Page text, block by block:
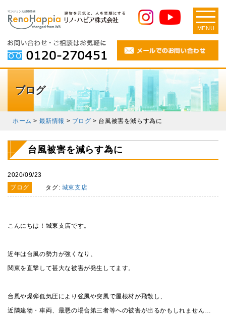
MENU
ブログ
ホーム > 最新情報 > ブログ > 台風被害を減らす為に
台風被害を減らす為に
2020/09/23
ブログ
タグ: 城東支店
こんにちは！城東支店です。
近年は台風の勢力が強くなり、
関東を直撃して甚大な被害が発生してます。
台風や爆弾低気圧により強風や突風で屋根材が飛散し、
近隣建物・車両、最悪の場合第三者等への被害が出るかもしれません…